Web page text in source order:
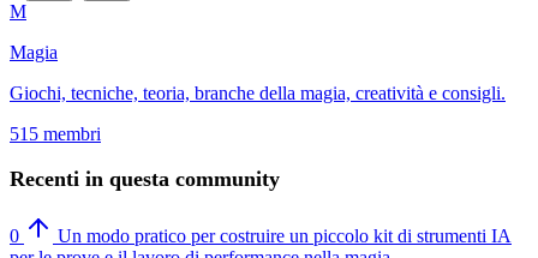
M
Magia
Giochi, tecniche, teoria, branche della magia, creatività e consigli.
515 membri
Recenti in questa community
0
Un modo pratico per costruire un piccolo kit di strumenti IA